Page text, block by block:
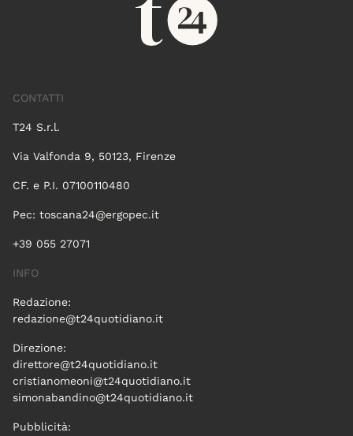
CONTATTI
T24 S.r.l.
Via Valfonda 9, 50123, Firenze
CF. e P.I. 07100110480
Pec: toscana24@ergopec.it
+39 055 27071
INFO
Redazione:
redazione@t24quotidiano.it
Direzione:
direttore@t24quotidiano.it
cristianomeoni@t24quotidiano.it
simonabandino@t24quotidiano.it
Pubblicità: